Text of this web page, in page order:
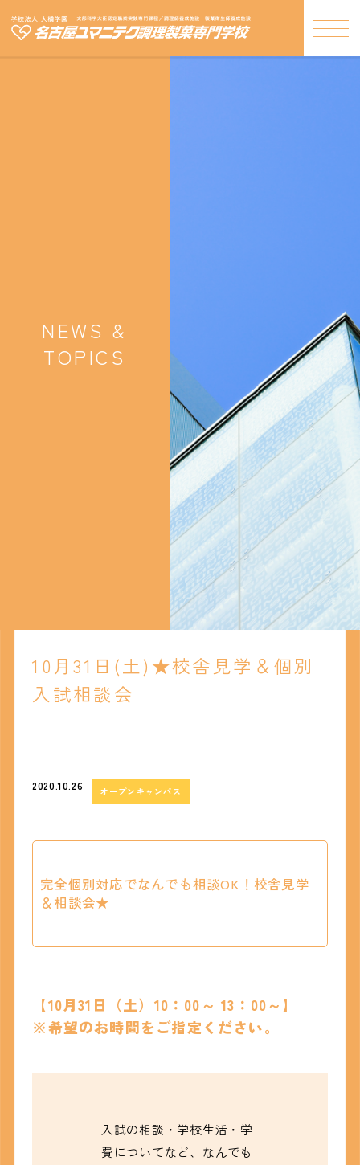
NEWS &
TOPICS
10月31日(土)★校舎見学＆個別
入試相談会
2020.10.26 オープンキャンパス
完全個別対応でなんでも相談OK！校舎見学
＆相談会★
【10月31日（土）10：00～ 13：00～】
※希望のお時間をご指定ください。
入試の相談・学校生活・学
費についてなど、なんでも